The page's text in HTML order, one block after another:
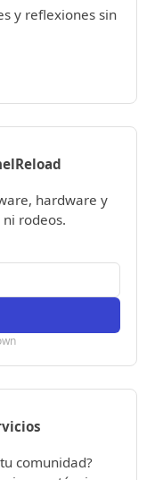
y reflexiones sin
hardware y
rodeos.
comunidad?